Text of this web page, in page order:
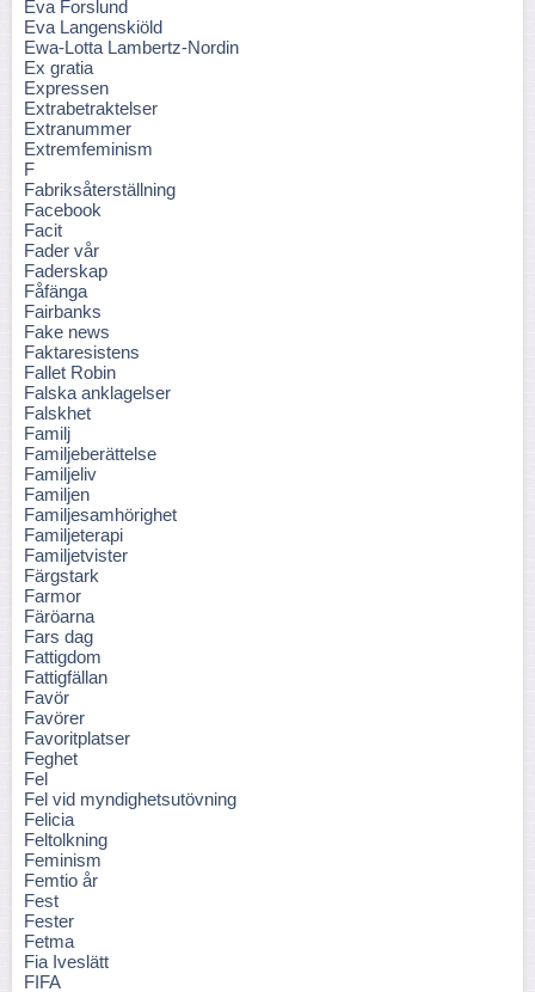
Eva Forslund
Eva Langenskiöld
Ewa-Lotta Lambertz-Nordin
Ex gratia
Expressen
Extrabetraktelser
Extranummer
Extremfeminism
F
Fabriksåterställning
Facebook
Facit
Fader vår
Faderskap
Fåfänga
Fairbanks
Fake news
Faktaresistens
Fallet Robin
Falska anklagelser
Falskhet
Familj
Familjeberättelse
Familjeliv
Familjen
Familjesamhörighet
Familjeterapi
Familjetvister
Färgstark
Farmor
Färöarna
Fars dag
Fattigdom
Fattigfällan
Favör
Favörer
Favoritplatser
Feghet
Fel
Fel vid myndighetsutövning
Felicia
Feltolkning
Feminism
Femtio år
Fest
Fester
Fetma
Fia Iveslätt
FIFA